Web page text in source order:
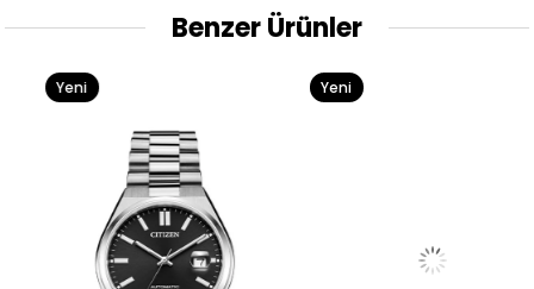
Benzer Ürünler
Yeni
Yeni